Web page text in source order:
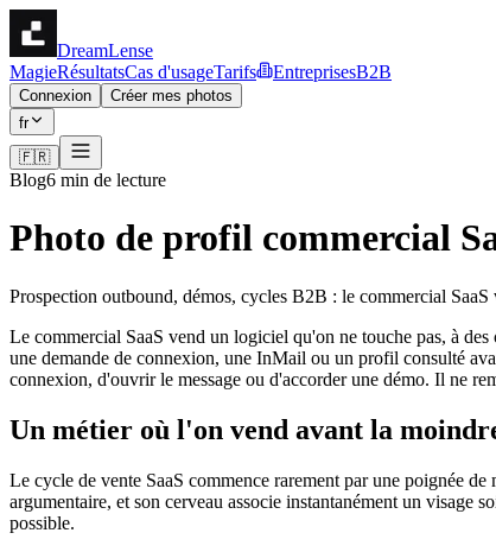
DreamLense
MagieRésultatsCas d'usageTarifs EntreprisesB2B
Connexion
Créer mes photos
fr
🇫🇷
Blog6 min de lecture
Photo de profil commercial
Prospection outbound, démos, cycles B2B : le commercial
Le commercial SaaS vend un logiciel qu'on ne touche pas, à
une demande de connexion, une InMail ou un profil consulté
connexion, d'ouvrir le message ou d'accorder une démo. Il ne
Un métier où l'on vend avant la
Le cycle de vente SaaS commence rarement par une poignée
argumentaire, et son cerveau associe instantanément un visage
possible.